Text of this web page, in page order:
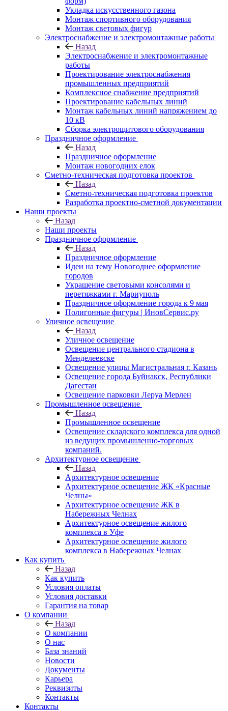
Укладка искусственного газона
Монтаж спортивного оборудования
Монтаж световых фигур
Электроснабжение и электромонтажные работы
Назад
Электроснабжение и электромонтажные
работы
Проектирование электроснабжения
промышленных предприятий
Комплексное снабжение предприятий
Проектирование кабельных линий
Монтаж кабельных линий напряжением до
10 кВ
Сборка электрощитового оборудования
Праздничное оформление
Назад
Праздничное оформление
Монтаж новогодних елок
Сметно-техническая подготовка проектов
Назад
Сметно-техническая подготовка проектов
Разработка проектно-сметной документации
Наши проекты
Назад
Наши проекты
Праздничное оформление
Назад
Праздничное оформление
Идеи на тему Новогоднее оформление
городов
Украшение световыми консолями и
перетяжками г. Мариуполь
Праздничное оформление города к 9 мая
Полигонные фигуры | ИновСервис.ру
Уличное освещение
Назад
Уличное освещение
Освещение центрального стадиона в
Менделеевске
Освещение улицы Магистральная г. Казань
Освещение города Буйнакск, Республики
Дагестан
Освещение парковки Леруа Мерлен
Промышленное освещение
Назад
Промышленное освещение
Освещение складского комплекса для одной
из ведущих промышленно-торговых
компаний.
Архитектурное освещение
Назад
Архитектурное освещение
Архитектурное освещение ЖК «Красные
Челны»
Архитектурное освещение ЖК в
Набережных Челнах
Архитектурное освещение жилого
комплекса в Уфе
Архитектурное освещение жилого
комплекса в Набережных Челнах
Как купить
Назад
Как купить
Условия оплаты
Условия доставки
Гарантия на товар
О компании
Назад
О компании
О нас
База знаний
Новости
Документы
Карьера
Реквизиты
Контакты
Контакты